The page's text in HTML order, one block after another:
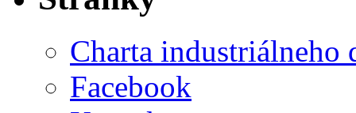
Charta industriálneho
Facebook